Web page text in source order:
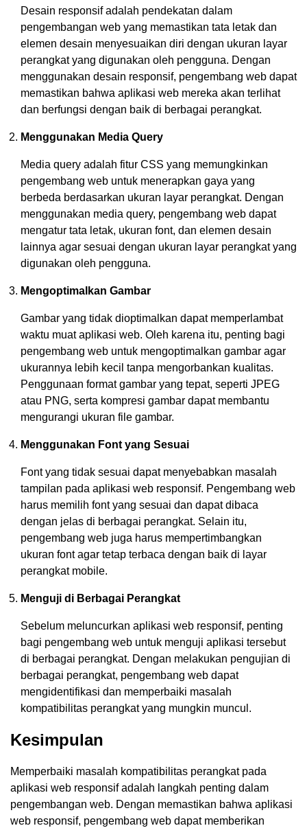
Desain responsif adalah pendekatan dalam
pengembangan web yang memastikan tata letak dan
elemen desain menyesuaikan diri dengan ukuran layar
perangkat yang digunakan oleh pengguna. Dengan
menggunakan desain responsif, pengembang web dapat
memastikan bahwa aplikasi web mereka akan terlihat
dan berfungsi dengan baik di berbagai perangkat.
Menggunakan Media Query
Media query adalah fitur CSS yang memungkinkan
pengembang web untuk menerapkan gaya yang
berbeda berdasarkan ukuran layar perangkat. Dengan
menggunakan media query, pengembang web dapat
mengatur tata letak, ukuran font, dan elemen desain
lainnya agar sesuai dengan ukuran layar perangkat yang
digunakan oleh pengguna.
Mengoptimalkan Gambar
Gambar yang tidak dioptimalkan dapat memperlambat
waktu muat aplikasi web. Oleh karena itu, penting bagi
pengembang web untuk mengoptimalkan gambar agar
ukurannya lebih kecil tanpa mengorbankan kualitas.
Penggunaan format gambar yang tepat, seperti JPEG
atau PNG, serta kompresi gambar dapat membantu
mengurangi ukuran file gambar.
Menggunakan Font yang Sesuai
Font yang tidak sesuai dapat menyebabkan masalah
tampilan pada aplikasi web responsif. Pengembang web
harus memilih font yang sesuai dan dapat dibaca
dengan jelas di berbagai perangkat. Selain itu,
pengembang web juga harus mempertimbangkan
ukuran font agar tetap terbaca dengan baik di layar
perangkat mobile.
Menguji di Berbagai Perangkat
Sebelum meluncurkan aplikasi web responsif, penting
bagi pengembang web untuk menguji aplikasi tersebut
di berbagai perangkat. Dengan melakukan pengujian di
berbagai perangkat, pengembang web dapat
mengidentifikasi dan memperbaiki masalah
kompatibilitas perangkat yang mungkin muncul.
Kesimpulan
Memperbaiki masalah kompatibilitas perangkat pada
aplikasi web responsif adalah langkah penting dalam
pengembangan web. Dengan memastikan bahwa aplikasi
web responsif, pengembang web dapat memberikan